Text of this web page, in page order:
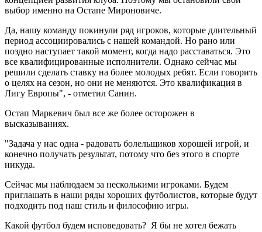
выбор именно на Остапе Мироновиче.
Да, нашу команду покинули ряд игроков, которые длительный
период ассоциировались с нашей командой. Но рано или
поздно наступает такой момент, когда надо расставаться. Это
все квалифицированные исполнители. Однако сейчас мы
решили сделать ставку на более молодых ребят. Если говорить
о целях на сезон, но они не меняются. Это квалификация в
Лигу Европы", - отметил Санин.
Остап Маркевич был все же более осторожен в
высказываниях.
"Задача у нас одна - радовать болельщиков хорошей игрой, и
конечно получать результат, потому что без этого в спорте
никуда.
Сейчас мы наблюдаем за несколькими игроками. Будем
приглашать в наши ряды хороших футболистов, которые будут
подходить под наш стиль и философию игры.
Какой футбол будем исповедовать? Я бы не хотел бежать